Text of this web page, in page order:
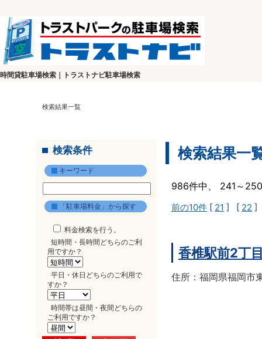
時間貸駐車場検索｜トラストナビ駐車場検索
検索結果一覧
検索条件
キーワード
「駐車場料金」から探す
料金検索を行う。
短時間・長時間どちらのご利
用ですか？
平日・休日どちらのご利用で
すか？
時間帯は昼間・夜間どちらの
ご利用ですか？
検索結果一
986件中、 241～
前の10件 [ 21 ] [ 22 ]
香椎駅前2丁
住所：福岡県福岡市